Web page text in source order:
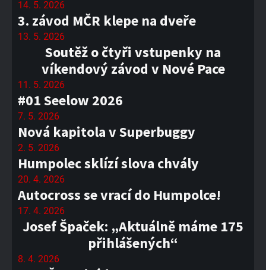
14. 5. 2026
3. závod MČR klepe na dveře
13. 5. 2026
Soutěž o čtyři vstupenky na
víkendový závod v Nové Pace
11. 5. 2026
#01 Seelow 2026
7. 5. 2026
Nová kapitola v Superbuggy
2. 5. 2026
Humpolec sklízí slova chvály
20. 4. 2026
Autocross se vrací do Humpolce!
17. 4. 2026
Josef Špaček: „Aktuálně máme 175
přihlášených“
8. 4. 2026